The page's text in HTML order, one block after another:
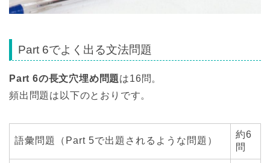
Part 6でよく出る文法問題
Part 6の長文穴埋め問題は16問。
頻出問題は以下のとおりです。
語彙問題（Part 5で出題されるような問題）
約6
問